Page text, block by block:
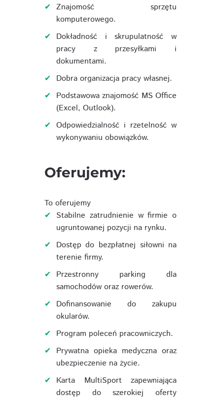
Znajomość sprzętu
komputerowego.
Dokładność i skrupulatność w
pracy z przesyłkami i
dokumentami.
Dobra organizacja pracy własnej.
Podstawowa znajomość MS Office
(Excel, Outlook).
Odpowiedzialność i rzetelność w
wykonywaniu obowiązków.
Oferujemy:
To oferujemy
Stabilne zatrudnienie w firmie o
ugruntowanej pozycji na rynku.
Dostęp do bezpłatnej siłowni na
terenie firmy.
Przestronny parking dla
samochodów oraz rowerów.
Dofinansowanie do zakupu
okularów.
Program poleceń pracowniczych.
Prywatna opieka medyczna oraz
ubezpieczenie na życie.
Karta MultiSport zapewniająca
dostęp do szerokiej oferty